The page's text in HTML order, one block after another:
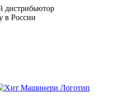
дистрибьютор
в России